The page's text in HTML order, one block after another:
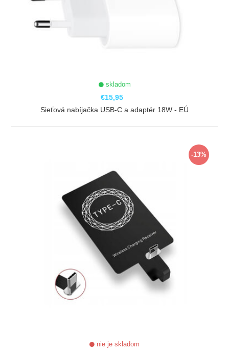
skladom
€15,95
Sieťová nabíjačka USB-C a adaptér 18W - EÚ
-13%
nie je skladom